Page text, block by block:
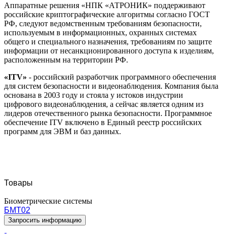
Аппаратные решения «НПК «АТРОНИК» поддерживают
российские криптографические алгоритмы согласно ГОСТ
РФ, следуют ведомственным требованиям безопасности,
используемым в информационных, охранных системах
общего и специального назначения, требованиям по защите
информации от несанкционированного доступа к изделиям,
расположенным на территории РФ.
«ITV» - российский разработчик программного обеспечения
для систем безопасности и видеонаблюдения. Компания была
основана в 2003 году и стояла у истоков индустрии
цифрового видеонаблюдения, а сейчас является одним из
лидеров отечественного рынка безопасности. Программное
обеспечение ITV включено в Единый реестр российских
программ для ЭВМ и баз данных.
Товары
Биометрические системы
БМТ02
Запросить информацию